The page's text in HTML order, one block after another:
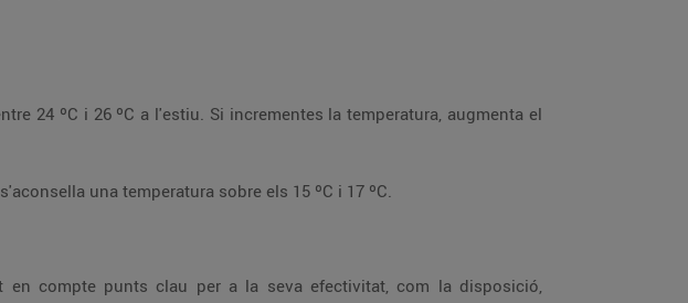
A la nit et recomanem apagar o abaixar el termòstat fins a 15 ºC, ja que als dormitoris s'aconsella una temperatura sobre els 15 ºC i 17 ºC.